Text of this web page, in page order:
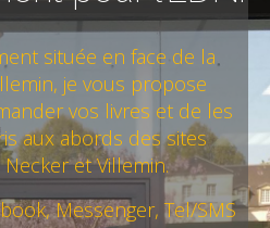
située en face de la
je vous propose
vos livres et de les
aux abords des sites
et Villemin.
Messenger, Tel/SMS